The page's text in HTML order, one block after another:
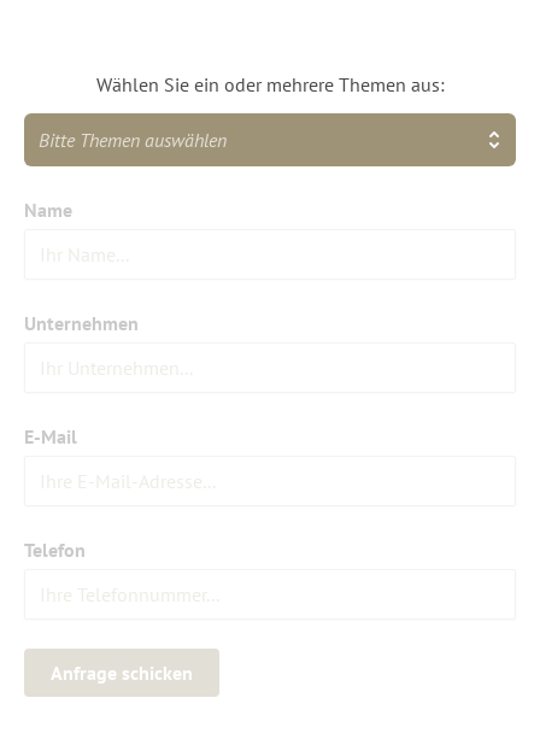
Wählen Sie ein oder mehrere Themen aus:
Bitte Themen auswählen
Name
Unternehmen
E-Mail
Telefon
Anfrage schicken